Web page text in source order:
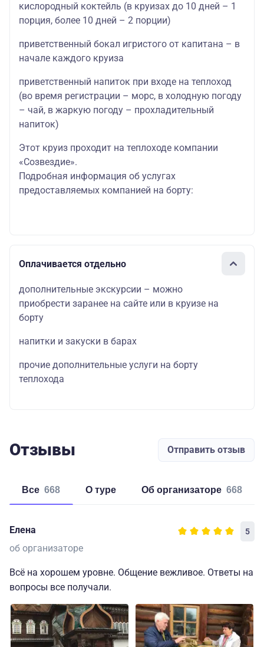
кислородный коктейль (в круизах до 10 дней – 1
порция, более 10 дней – 2 порции)
приветственный бокал игристого от капитана – в
начале каждого круиза
приветственный напиток при входе на теплоход
(во время регистрации – морс, в холодную погоду
– чай, в жаркую погоду – прохладительный
напиток)
Этот круиз проходит на теплоходе компании
«Созвездие».
Подробная информация об услугах
предоставляемых компанией на борту:
Оплачивается отдельно
дополнительные экскурсии – можно
приобрести заранее на сайте или в круизе на
борту
напитки и закуски в барах
прочие дополнительные услуги на борту
теплохода
Отзывы Отправить отзыв
Все 668 о туре об организаторе 668
Елена 5
об организаторе
Всё на хорошем уровне. Общение вежливое. Ответы на
вопросы все получали.